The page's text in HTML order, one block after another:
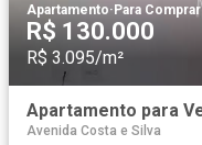
Apartamento·Para Comprar
R$ 130.000
R$ 3.095/m²
Avenida Costa e Silva